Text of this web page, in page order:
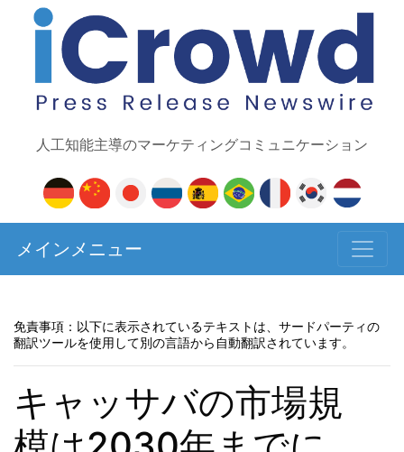
人工知能主導のマーケティングコミュニケーション
メインメニュー
免責事項：以下に表示されているテキストは、サードパーティの
翻訳ツールを使用して別の言語から自動翻訳されています。
キャッサバの市場規